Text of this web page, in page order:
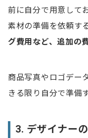
前に自分で用意して
素材の準備を依頼す
グ費用など、追加の
商品写真やロゴデー
きる限り自分で準備
3. デザイナー